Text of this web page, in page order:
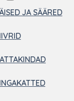
JA SÄÄRED